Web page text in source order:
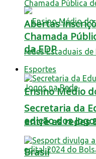
Ensino Médio
entre as redes
Brasil
Abertas
Chamada
da EDP
Esportes
Secretaria da
edição dos